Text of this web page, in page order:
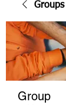
Groups
Group